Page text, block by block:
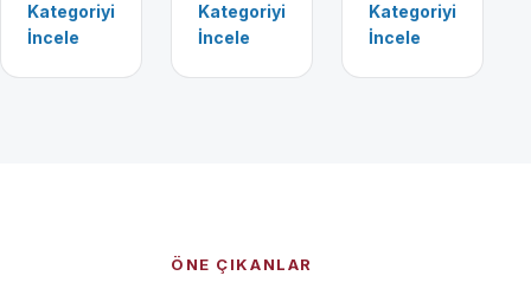
Kategoriyi
İncele
Kategoriyi
İncele
Kategoriyi
İncele
ÖNE ÇIKANLAR